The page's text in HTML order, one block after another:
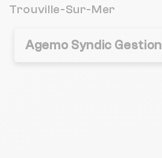
Trouville-Sur-Mer
Agemo Syndic Gestion